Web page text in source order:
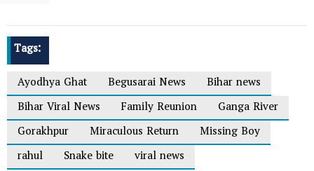
Tags:
Ayodhya Ghat
Begusarai News
Bihar news
Bihar Viral News
Family Reunion
Ganga River
Gorakhpur
Miraculous Return
Missing Boy
rahul
Snake bite viral news